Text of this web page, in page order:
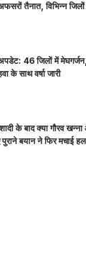
तैनात, विभिन्न
46 जिलों में
के साथ वर्षा जारी
के बाद क्या गौरव
पुराने बयान ने फिर मचाई